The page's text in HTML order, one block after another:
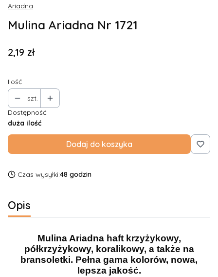
Ariadna
Mulina Ariadna Nr 1721
Cena
2,19 zł
Ilość
szt.
Dostępność:
duża ilość
Dodaj do koszyka
Czas wysyłki:48 godzin
Opis
Mulina Ariadna haft krzyżykowy,
półkrzyżykowy, koralikowy, a także na
bransoletki. Pełna gama kolorów, nowa,
lepsza jakość.